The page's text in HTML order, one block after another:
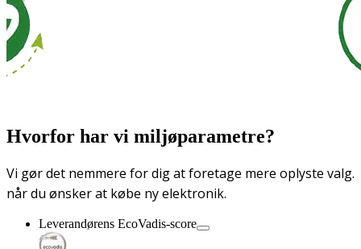
Hvorfor har vi miljøparametre?
Vi gør det nemmere for dig at foretage mere oplyste valg.
når du ønsker at købe ny elektronik.
Leverandørens EcoVadis-score